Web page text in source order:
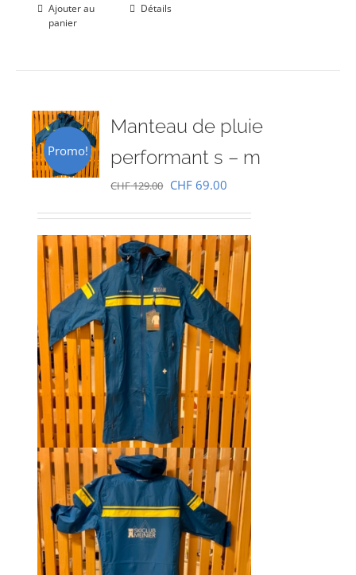
Ajouter au
panier
Détails
Promo!
Manteau de pluie
performant s – m
CHF129.00 Le
initial
était :
CHF 129.00.
CHF 69.00
actuel
est :
CHF 69.00.